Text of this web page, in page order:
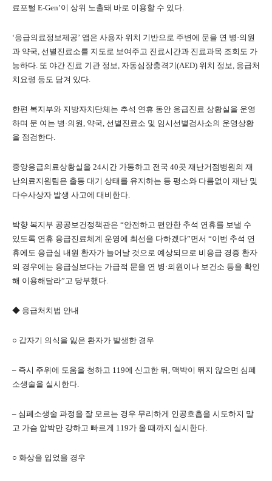
료포털 E-Gen’이 상위 노출돼 바로 이용할 수 있다.
‘응급의료정보제공’ 앱은 사용자 위치 기반으로 주변에 문을 연 병·의원
과 약국, 선별진료소를 지도로 보여주고 진료시간과 진료과목 조회도 가
능하다. 또 야간 진료 기관 정보, 자동심장충격기(AED) 위치 정보, 응급처
치요령 등도 담겨 있다.
한편 복지부와 지방자치단체는 추석 연휴 동안 응급진료 상황실을 운영
하며 문 여는 병·의원, 약국, 선별진료소 및 임시선별검사소의 운영상황
을 점검한다.
중앙응급의료상황실을 24시간 가동하고 전국 40곳 재난거점병원의 재
난의료지원팀은 출동 대기 상태를 유지하는 등 평소와 다름없이 재난 및
다수사상자 발생 사고에 대비한다.
박향 복지부 공공보건정책관은 “안전하고 편안한 추석 연휴를 보낼 수
있도록 연휴 응급진료체계 운영에 최선을 다하겠다”면서 “이번 추석 연
휴에도 응급실 내원 환자가 늘어날 것으로 예상되므로 비응급 경증 환자
의 경우에는 응급실보다는 가급적 문을 연 병·의원이나 보건소 등을 확인
해 이용해달라”고 당부했다.
◆ 응급처치법 안내
○ 갑자기 의식을 잃은 환자가 발생한 경우
– 즉시 주위에 도움을 청하고 119에 신고한 뒤, 맥박이 뛰지 않으면 심폐
소생술을 실시한다.
– 심폐소생술 과정을 잘 모르는 경우 무리하게 인공호흡을 시도하지 말
고 가슴 압박만 강하고 빠르게 119가 올 때까지 실시한다.
○ 화상을 입었을 경우